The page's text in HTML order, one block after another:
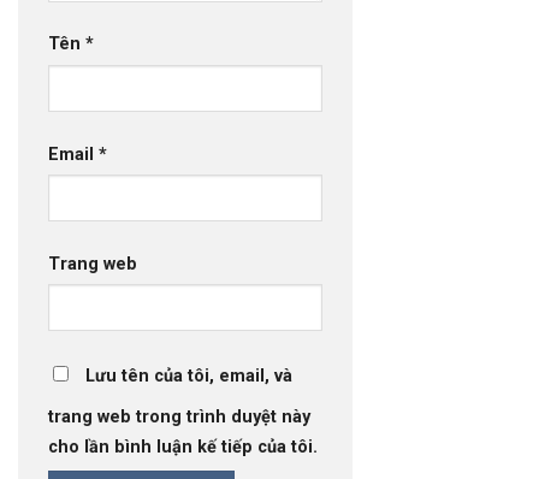
Tên *
Email *
Trang web
Lưu tên của tôi, email, và
trang web trong trình duyệt này
cho lần bình luận kế tiếp của tôi.